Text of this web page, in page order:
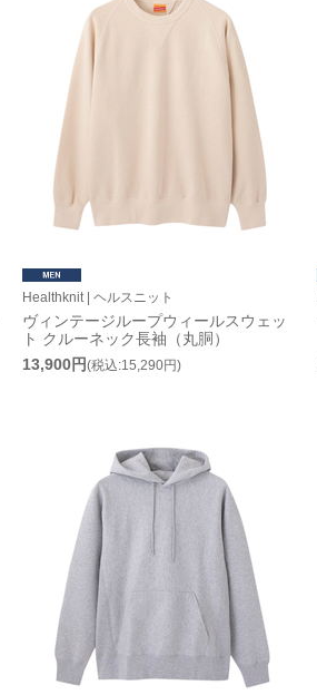
Healthknit | ヘルスニット
ヴィンテージループウィールスウェッ
ト クルーネック長袖（丸胴）
13,900円(税込:15,290円)